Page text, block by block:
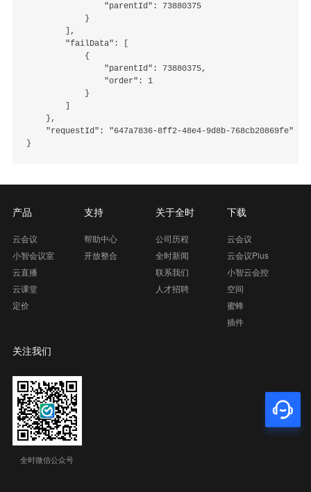
                "parentId": 73880375
            }
        ],
        "failData": [
            {
                "parentId": 73880375,
                "order": 1
            }
    },
    "requestId": "647a7836-8ff2-48e4-9d8b-768cb20869fe"
产品
云会议
小智会议室
云直播
云课堂
定价
支持
帮助中心
开放整合
关于全时
公司历程
全时新闻
联系我们
人才招聘
下载
云会议
云会议Plus
小智云会控
空间
蜜蜂
插件
关注我们
全时微信公众号